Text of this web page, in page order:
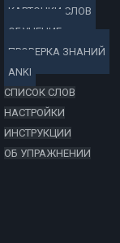
КАРТОЧКИ СЛОВ
ОБУЧЕНИЕ
ПРОВЕРКА ЗНАНИЙ
ANKI
СПИСОК СЛОВ
НАСТРОЙКИ
ИНСТРУКЦИИ
ОБ УПРАЖНЕНИИ